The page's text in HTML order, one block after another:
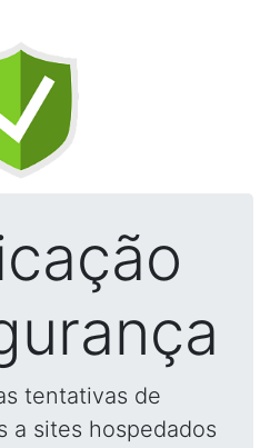
tentativas de
a sites hospedados